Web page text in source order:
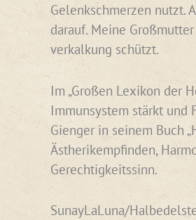
Gelenkschmerzen nutzt.
darauf. Meine
verkalkung schützt.
Im „Großen Lexikon der
Immunsystem stärkt und
Gienger in seinem Buch
Ästherikempfinden,
Gerechtigkeitssinn.
SunayLaLuna/